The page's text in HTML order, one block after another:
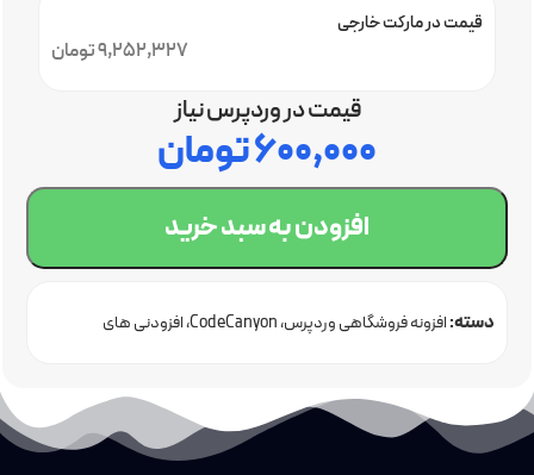
9,252,327 تومان
قیمت در مارکت خارجی
قیمت در وردپرس نیاز
۶۰۰,۰۰۰تومان
افزودن به سبد خرید
دسته:افزونه فروشگاهی وردپرس CodeCanyon افزودنی های